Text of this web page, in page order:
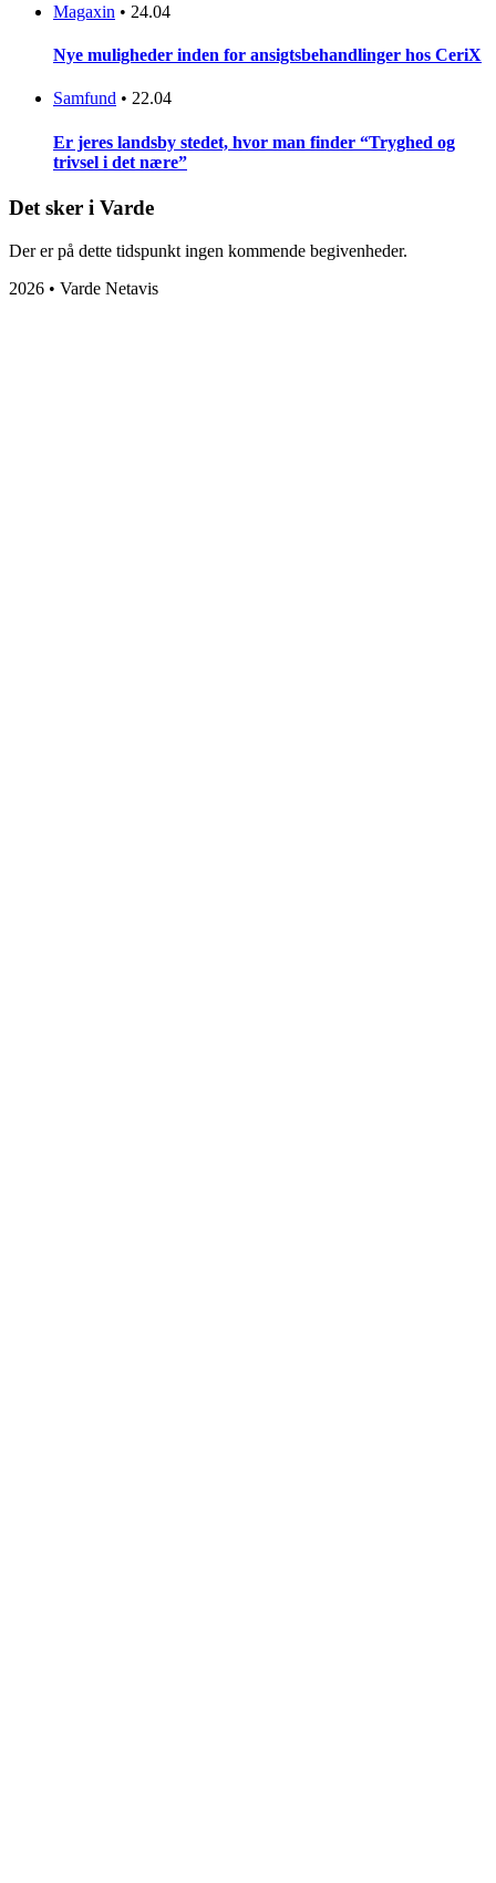
Magaxin • 24.04
Nye muligheder inden for ansigtsbehandlinger hos CeriX
Samfund • 22.04
Er jeres landsby stedet, hvor man finder “Tryghed og
trivsel i det nære”
Det sker i Varde
Der er på dette tidspunkt ingen kommende begivenheder.
2026 • Varde Netavis